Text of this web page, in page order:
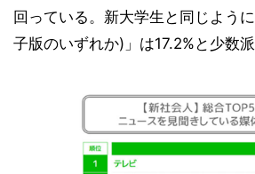
回っている。新大学生と同じよう
子版のいずれか)」は17.2%と少数派